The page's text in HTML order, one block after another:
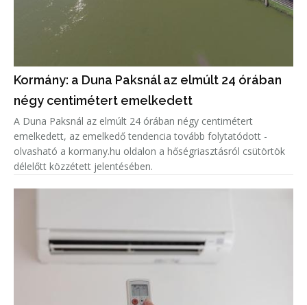
Kormány: a Duna Paksnál az elmúlt 24 órában
négy centimétert emelkedett
A Duna Paksnál az elmúlt 24 órában négy centimétert
emelkedett, az emelkedő tendencia tovább folytatódott -
olvasható a kormany.hu oldalon a hőségriasztásról csütörtök
délelőtt közzétett jelentésében.